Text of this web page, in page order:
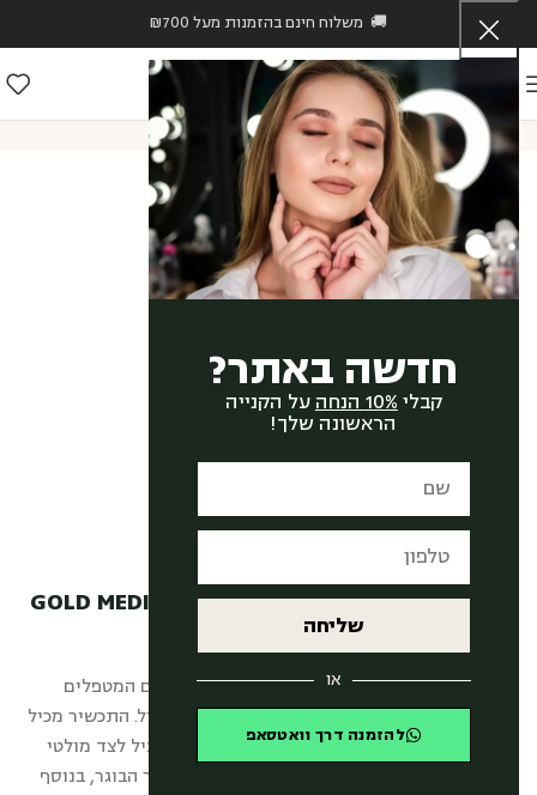
חדשה באתר?
קבלי10% הנחה
על הקנייה
הראשונה שלך!
שליחה
או
להזמנה דרך וואטסאפ
🚚 משלוח חינם בהזמנות מעל ₪700
/חנות/
KB Pure גולד מדיום- המרקם הקליל – GOLD MEDIUM CREAM
גולד מדיום- המרקם הקליל – GOLD MEDIUM
CREAM
תכשיר לחות חכם המועשר ברכיבים ננו טכנולוגיים המטפלים
בשינויים הנוצרים בעומק העור עם התקדמות הגיל. התכשיר מכיל
נגזרות משולבות של פפטיד מטריקסיל בריכוז פעיל לצד מולטי
ויטמינים המשלימים את החסרים הרלוונטים לעור הבוגר, בנוסף